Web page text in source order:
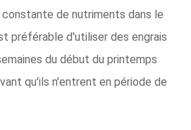
de nutriments dans le
préférable d'utiliser des engrais
du début du printemps
qu'ils n'entrent en période de